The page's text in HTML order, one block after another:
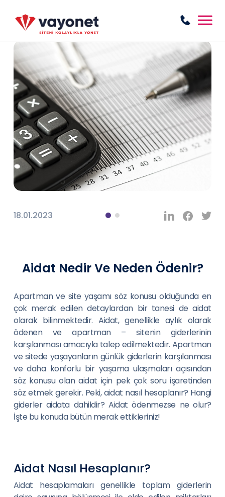
18.01.2023
Aidat Nedir Ve Neden Ödenir?
Apartman ve site yaşamı söz konusu olduğunda en
çok merak edilen detaylardan bir tanesi de aidat
olarak bilinmektedir. Aidat, genellikle aylık olarak
ödenen ve apartman – sitenin giderlerinin
karşılanması amacıyla talep edilmektedir. Apartman
ve sitede yaşayanların günlük giderlerin karşılanması
ve daha konforlu bir yaşama ulaşmaları açısından
söz konusu olan aidat için pek çok soru işaretinden
söz etmek gerekir. Peki, aidat nasıl hesaplanır? Hangi
giderler aidata dahildir? Aidat ödenmezse ne olur?
İşte bu konuda bütün merak ettikleriniz!
Aidat Nasıl Hesaplanır?
Aidat hesaplamaları genellikle toplam giderlerin